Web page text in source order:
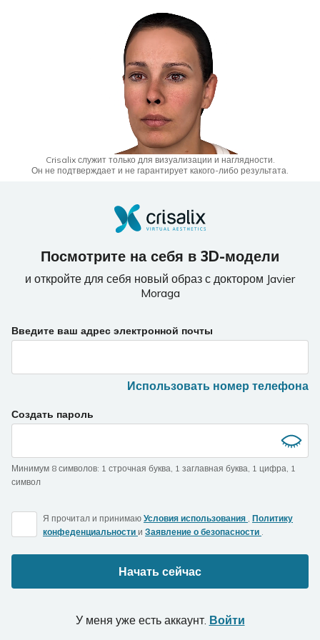
Crisalix служит только для визуализации и наглядности.
Он не подтверждает и не гарантирует какого-либо результата.
Посмотрите на себя в 3D-модели
и откройте для себя новый образ с доктором Javier
Moraga
If
a
ignore
this
Введите ваш адрес электронной почты
Использовать номер телефона
Создать пароль
Минимум 8 символов: 1 строчная буква, 1 заглавная буква, 1 цифра, 1
символ
Я прочитал и принимаю Условия использования , Политику
конфеденциальности и Заявление о безопасности .
Начать сейчас
У меня уже есть аккаунт. Войти